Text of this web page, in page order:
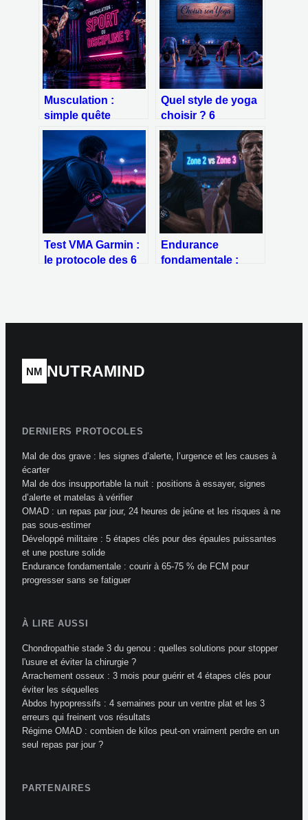
Musculation :
simple quête
esthétique ou
discipline sportive
à part entière ?
Quel style de yoga
choisir ? 6
méthodes pour
aligner votre
pratique à vos
besoins
Test VMA Garmin :
le protocole des 6
Endurance
fondamentale :
s’épuiser
NM NUTRAMIND
DERNIERS PROTOCOLES
Mal de dos grave : les signes d’alerte, l’urgence et les causes à
écarter
Mal de dos insupportable la nuit : positions à essayer, signes
d’alerte et matelas à vérifier
OMAD : un repas par jour, 24 heures de jeûne et les risques à ne
pas sous-estimer
Développé militaire : 5 étapes clés pour des épaules puissantes
et une posture solide
Endurance fondamentale : courir à 65-75 % de FCM pour
progresser sans se fatiguer
À LIRE AUSSI
Chondropathie stade 3 du genou : quelles solutions pour stopper
l'usure et éviter la chirurgie ?
Arrachement osseux : 3 mois pour guérir et 4 étapes clés pour
éviter les séquelles
Abdos hypopressifs : 4 semaines pour un ventre plat et les 3
erreurs qui freinent vos résultats
Régime OMAD : combien de kilos peut-on vraiment perdre en un
seul repas par jour ?
PARTENAIRES